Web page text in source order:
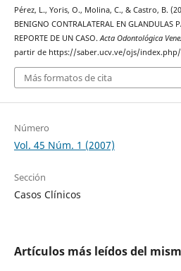
Pérez, L., Yoris, O., Molina, C., & Castro, B.
BENIGNO CONTRALATERAL EN GLANDULAS
REPORTE DE UN CASO.Acta Odontológica
partir de https://saber.ucv.ve/ojs/
Más formatos de cita
Número
Vol. 45 Núm. 1 (2007)
Sección
Casos Clínicos
Artículos más leídos del